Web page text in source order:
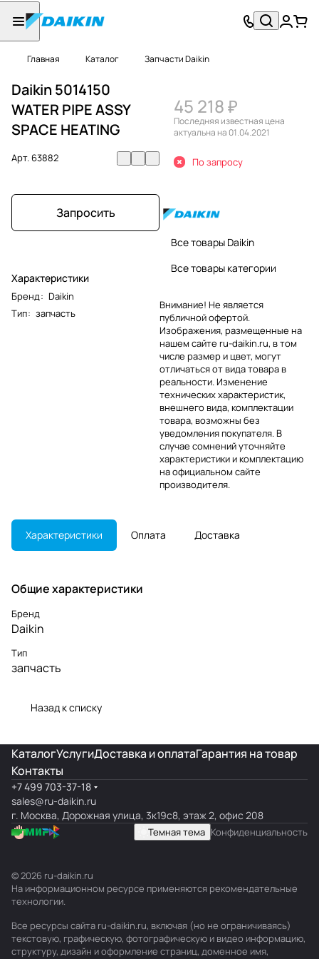
Главная Каталог Запчасти Daikin
Daikin 5014150
WATER PIPE ASSY
SPACE HEATING
Арт.63882
Запросить
Характеристики
Бренд: Daikin
Тип: запчасть
45 218 ₽
Последняя известная цена
актуальна на 01.04.2021
По запросу
Все товары Daikin
Все товары категории
Внимание! Не является
публичной офертой.
Изображения, размещенные на
нашем сайте ru-daikin.ru, в том
числе размер и цвет, могут
отличаться от вида товара в
реальности. Изменение
технических характеристик,
внешнего вида, комплектации
товара, возможны без
уведомления покупателя. В
случае сомнений уточняйте
характеристики и комплектацию
на официальном сайте
производителя.
Характеристики Оплата Доставка
Общие характеристики
Бренд
Daikin
Тип
запчасть
Назад к списку
КаталогУслугиДоставка и оплатаГарантия на товар
Контакты
+7 499 703-37-18
sales@ru-daikin.ru
г. Москва, Дорожная улица, 3к19с8, этаж 2, офис 208
Темная тема Конфиденциальность
© 2026 ru-daikin.ru
На информационном ресурсе применяются рекомендательные
технологии.
Все ресурсы сайта ru-daikin.ru, включая (но не ограничиваясь)
текстовую, графическую, фотографическую и видео информацию,
структуру, дизайн и оформление страниц, доменное имя,